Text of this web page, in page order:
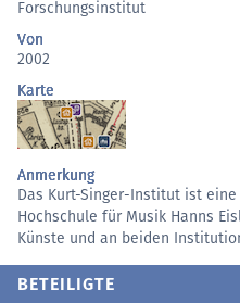
Forschungsinstitut
Von
2002
Karte
Anmerkung
Das Kurt-Singer-Institut ist
Hochschule für Musik Hanns
Künste und an beiden
BETEILIGTE